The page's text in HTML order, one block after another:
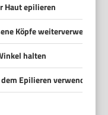
Haut epilieren
Köpfe weiterverwenden
halten
Epilieren verwenden